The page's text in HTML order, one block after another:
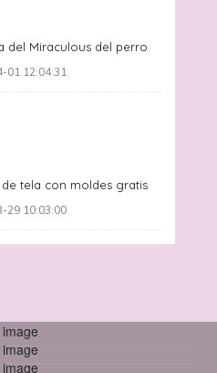
del Miraculous del perro
01 12:04:31
tela con moldes gratis
29 10:03:00